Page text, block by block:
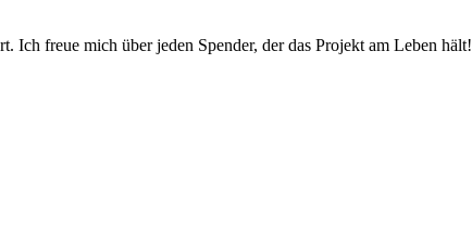
Ich freue mich über jeden Spender, der das Projekt am Leben hält!